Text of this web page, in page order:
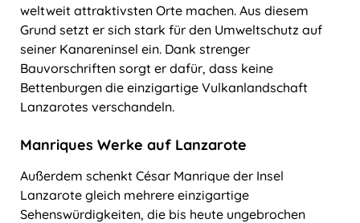
weltweit attraktivsten Orte machen. Aus diesem
Grund setzt er sich stark für den Umweltschutz auf
seiner Kanareninsel ein. Dank strenger
Bauvorschriften sorgt er dafür, dass keine
Bettenburgen die einzigartige Vulkanlandschaft
Lanzarotes verschandeln.
Manriques Werke auf Lanzarote
Außerdem schenkt César Manrique der Insel
Lanzarote gleich mehrere einzigartige
Sehenswürdigkeiten, die bis heute ungebrochen